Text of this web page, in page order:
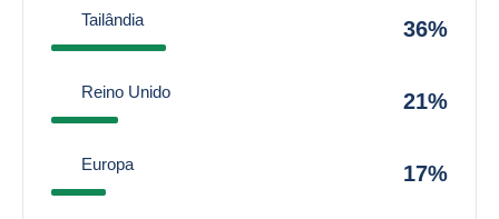
Tailândia 36%
Reino Unido 21%
Europa 17%